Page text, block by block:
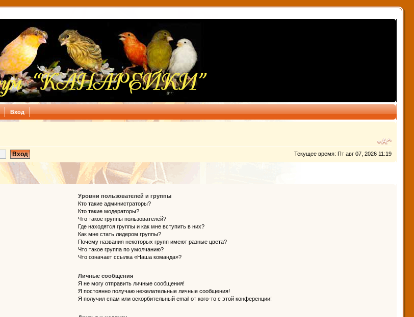
Вход
Текущее время: Пт авг 07, 2026 11:19
Уровни пользователей и группы
Кто такие администраторы?
Кто такие модераторы?
Что такое группы пользователей?
Где находятся группы и как мне вступить в них?
Как мне стать лидером группы?
Почему названия некоторых групп имеют разные цвета?
Что такое группа по умолчанию?
Что означает ссылка «Наша команда»?
Личные сообщения
Я не могу отправить личные сообщения!
Я постоянно получаю нежелательные личные сообщения!
Я получил спам или оскорбительный email от кого-то с этой конференции!